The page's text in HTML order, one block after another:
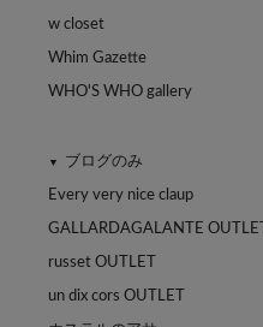
w closet
Whim Gazette
WHO'S WHO gallery
▼ ブログのみ
Every very nice claup
GALLARDAGALANTE OUTLET
russet OUTLET
un dix cors OUTLET